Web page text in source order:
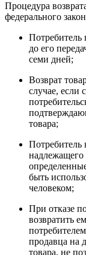
Процедура
федерального
Потребитель
до его
семи дней;
Возврат
случае, если
товара;
Потребитель
надлежащего
быть
человеком;
При отказе
возвратить
продавца на
товара, не